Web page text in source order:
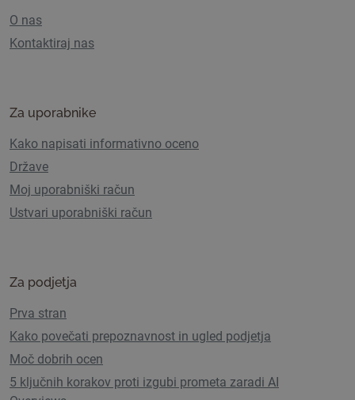
O nas
Kontaktiraj nas
Za uporabnike
Kako napisati informativno oceno
Države
Moj uporabniški račun
Ustvari uporabniški račun
Za podjetja
Prva stran
Kako povečati prepoznavnost in ugled podjetja
Moč dobrih ocen
5 ključnih korakov proti izgubi prometa zaradi AI